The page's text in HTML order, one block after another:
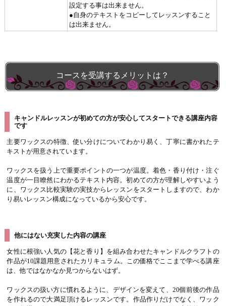
設定する事は出来ません。
●自身のテキストをコピーしてレッスンすること
は出来ません。
コースを受講するメリットは？
キャンドルレッスンが初めての方が安心してスタートできる講座内容
です
主要ワックスの特徴、使い分けについてわかり易く、丁寧に書かれたテ
キストが用意されています。
ワックスを扱う上で重要ポイントの一つが温度。着色・香り付け・注ぐ
温度が一目瞭然にわかるテキスト内容。初めての方が理解しやすいよう
に、ワックス比較実験の実技からレッスンをスタートしますので、わか
り易いレッスン構成になっているから安心です。
他にはない充実した内容の講座
女性に根強い人気の【花と香り】を組み合わせたキャンドルクラフトの
作品が10課題用意されたカリキュラム。この価格でここまで学べる講座
は、他ではなかなか見つからないはず。
ワックスの扱い方に慣れるように、デザインを変えて、20個前後の作品
を作れるので大満足頂けるレッスンです。作品作りだけでなく、ワック